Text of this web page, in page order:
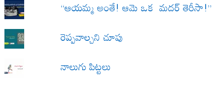
“ఆయమ్మ అంతే! ఆమె ఒక మదర్ తెరీసా!”
రెప్పవాల్చని చూపు
నాలుగు పిట్టలు